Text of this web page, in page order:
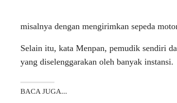
misalnya dengan mengirimkan sepeda
Selain itu, kata Menpan, pemudik sendiri
yang diselenggarakan oleh banyak instansi.
BACA JUGA...